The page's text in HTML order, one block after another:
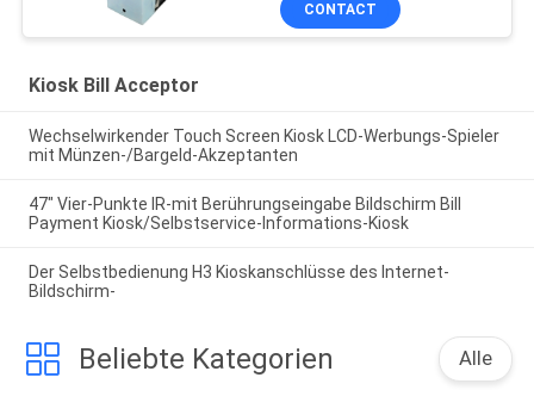
CONTACT
Kiosk Bill Acceptor
Wechselwirkender Touch Screen Kiosk LCD-Werbungs-Spieler
mit Münzen-/Bargeld-Akzeptanten
47" Vier-Punkte IR-mit Berührungseingabe Bildschirm Bill
Payment Kiosk/Selbstservice-Informations-Kiosk
Der Selbstbedienung H3 Kioskanschlüsse des Internet-
Bildschirm-
Beliebte Kategorien Alle